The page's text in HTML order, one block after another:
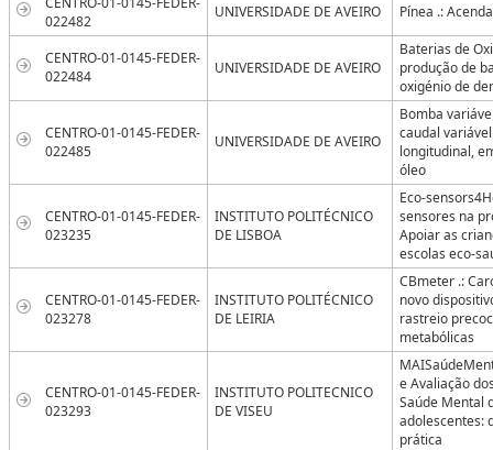
022482
UNIVERSIDADE DE AVEIRO Pínea .:
CENTRO-01-0145-FEDER-
022484
UNIVERSIDADE DE AVEIRO
Baterias de
produção de
oxigénio de
CENTRO-01-0145-FEDER-
022485
UNIVERSIDADE DE AVEIRO
Bomba
caudal
longitudinal,
óleo
CENTRO-01-0145-FEDER-
023235
INSTITUTO POLITÉCNICO
DE LISBOA
Eco-
sensores na
Apoiar as
escolas eco-
CENTRO-01-0145-FEDER-
023278
INSTITUTO POLITÉCNICO
DE LEIRIA
CBmeter .:
novo
rastreio
metabólicas
CENTRO-01-0145-FEDER-
023293
INSTITUTO POLITECNICO
DE VISEU
e Avaliação
Saúde Mental
adolescentes:
prática